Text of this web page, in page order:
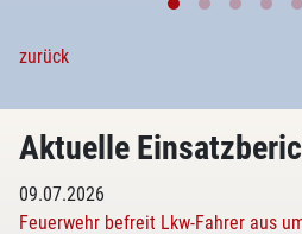
zurück
Aktuelle
09.07.2026
Feuerwehr befreit Lkw-Fahrer aus